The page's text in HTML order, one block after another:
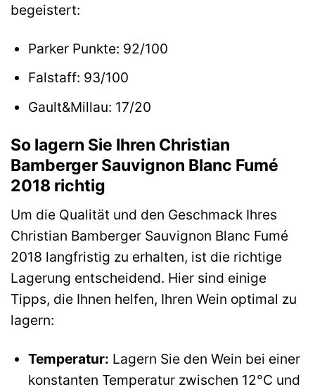
begeistert:
Parker Punkte: 92/100
Falstaff: 93/100
Gault&Millau: 17/20
So lagern Sie Ihren Christian
Bamberger Sauvignon Blanc Fumé
2018 richtig
Um die Qualität und den Geschmack Ihres
Christian Bamberger Sauvignon Blanc Fumé
2018 langfristig zu erhalten, ist die richtige
Lagerung entscheidend. Hier sind einige
Tipps, die Ihnen helfen, Ihren Wein optimal zu
lagern:
Temperatur: Lagern Sie den Wein bei einer
konstanten Temperatur zwischen 12°C und